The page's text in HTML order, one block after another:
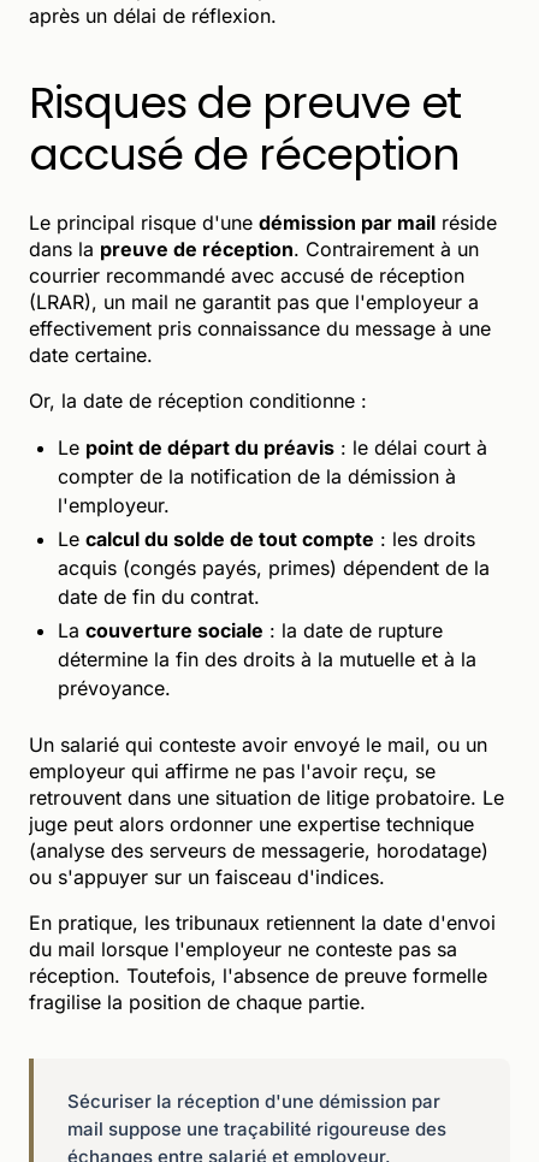
après un délai de réflexion.
Risques de preuve et
accusé de réception
Le principal risque d'une démission par mail réside
dans la preuve de réception. Contrairement à un
courrier recommandé avec accusé de réception
(LRAR), un mail ne garantit pas que l'employeur a
effectivement pris connaissance du message à une
date certaine.
Or, la date de réception conditionne :
Le point de départ du préavis : le délai court à
compter de la notification de la démission à
l'employeur.
Le calcul du solde de tout compte : les droits
acquis (congés payés, primes) dépendent de la
date de fin du contrat.
La couverture sociale : la date de rupture
détermine la fin des droits à la mutuelle et à la
prévoyance.
Un salarié qui conteste avoir envoyé le mail, ou un
employeur qui affirme ne pas l'avoir reçu, se
retrouvent dans une situation de litige probatoire. Le
juge peut alors ordonner une expertise technique
(analyse des serveurs de messagerie, horodatage)
ou s'appuyer sur un faisceau d'indices.
En pratique, les tribunaux retiennent la date d'envoi
du mail lorsque l'employeur ne conteste pas sa
réception. Toutefois, l'absence de preuve formelle
fragilise la position de chaque partie.
Sécuriser la réception d'une démission par
mail suppose une traçabilité rigoureuse des
échanges entre salarié et employeur.